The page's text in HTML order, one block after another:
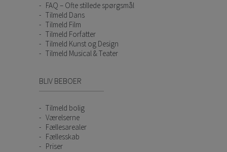
FAQ – Ofte stillede spørgsmål
Tilmeld Dans
Tilmeld Film
Tilmeld Forfatter
Tilmeld Kunst og Design
Tilmeld Musical & Teater
BLIV BEBOER
Tilmeld bolig
Værelserne
Fællesarealer
Fællesskab
Priser